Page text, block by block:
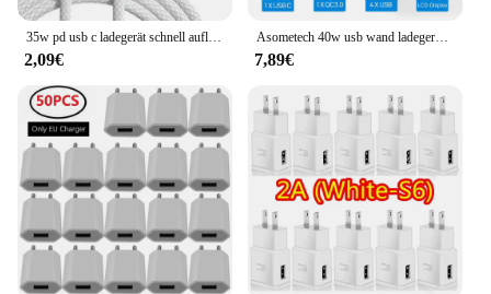
35w pd usb c ladegerät schnell aufladen für apple iphone 15 14 13 12 11 pro max mini 7 8 plus ladegerät typ c kabel schnell ladekabel
2,09€
Asometech 40w usb wand ladegerät 4 port mit led-anzeige qc 3,0 pd 3,0 usb schnell ladegerät für iphone 14 huawei xiaomi samsung
7,89€